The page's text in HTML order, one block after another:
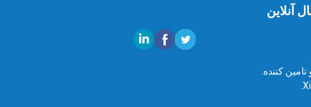
آنلاین
کننده.